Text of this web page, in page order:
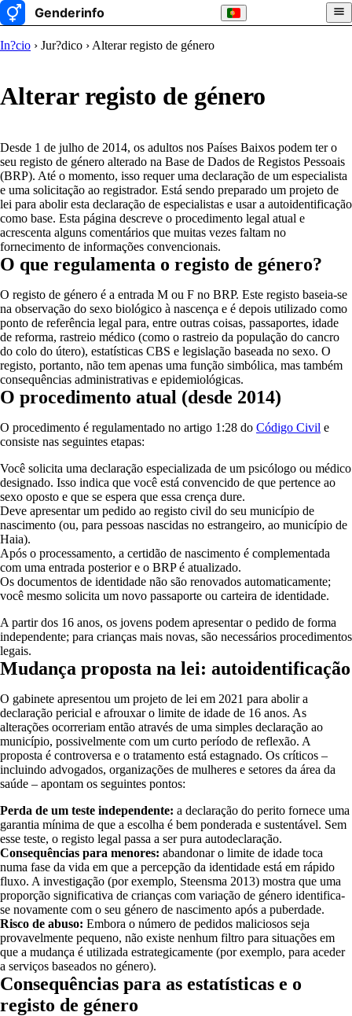
In?cio › Jur?dico › Alterar registo de género
Alterar registo de género
Desde 1 de julho de 2014, os adultos nos Países Baixos podem ter o
seu registo de género alterado na Base de Dados de Registos Pessoais
(BRP). Até o momento, isso requer uma declaração de um especialista
e uma solicitação ao registrador. Está sendo preparado um projeto de
lei para abolir esta declaração de especialistas e usar a autoidentificação
como base. Esta página descreve o procedimento legal atual e
acrescenta alguns comentários que muitas vezes faltam no
fornecimento de informações convencionais.
O que regulamenta o registo de género?
O registo de género é a entrada M ou F no BRP. Este registo baseia-se
na observação do sexo biológico à nascença e é depois utilizado como
ponto de referência legal para, entre outras coisas, passaportes, idade
de reforma, rastreio médico (como o rastreio da população do cancro
do colo do útero), estatísticas CBS e legislação baseada no sexo. O
registo, portanto, não tem apenas uma função simbólica, mas também
consequências administrativas e epidemiológicas.
O procedimento atual (desde 2014)
O procedimento é regulamentado no artigo 1:28 do Código Civil e
consiste nas seguintes etapas:
Você solicita uma declaração especializada de um psicólogo ou médico
designado. Isso indica que você está convencido de que pertence ao
sexo oposto e que se espera que essa crença dure.
Deve apresentar um pedido ao registo civil do seu município de
nascimento (ou, para pessoas nascidas no estrangeiro, ao município de
Haia).
Após o processamento, a certidão de nascimento é complementada
com uma entrada posterior e o BRP é atualizado.
Os documentos de identidade não são renovados automaticamente;
você mesmo solicita um novo passaporte ou carteira de identidade.
A partir dos 16 anos, os jovens podem apresentar o pedido de forma
independente; para crianças mais novas, são necessários procedimentos
legais.
Mudança proposta na lei: autoidentificação
O gabinete apresentou um projeto de lei em 2021 para abolir a
declaração pericial e afrouxar o limite de idade de 16 anos. As
alterações ocorreriam então através de uma simples declaração ao
município, possivelmente com um curto período de reflexão. A
proposta é controversa e o tratamento está estagnado. Os críticos –
incluindo advogados, organizações de mulheres e setores da área da
saúde – apontam os seguintes pontos:
Perda de um teste independente: a declaração do perito fornece uma
garantia mínima de que a escolha é bem ponderada e sustentável. Sem
esse teste, o registo legal passa a ser pura autodeclaração.
Consequências para menores: abandonar o limite de idade toca
numa fase da vida em que a percepção da identidade está em rápido
fluxo. A investigação (por exemplo, Steensma 2013) mostra que uma
proporção significativa de crianças com variação de género identifica-
se novamente com o seu género de nascimento após a puberdade.
Risco de abuso: Embora o número de pedidos maliciosos seja
provavelmente pequeno, não existe nenhum filtro para situações em
que a mudança é utilizada estrategicamente (por exemplo, para aceder
a serviços baseados no género).
Consequências para as estatísticas e o
registo de género